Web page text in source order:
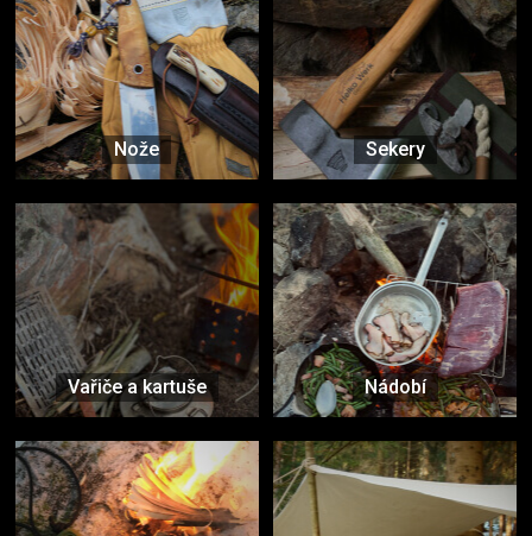
Nože Sekery
Vařiče a kartuše Nádobí